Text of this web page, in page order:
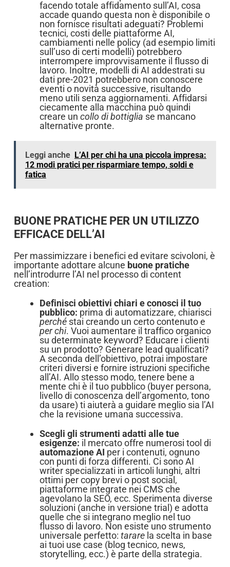
facendo totale affidamento sull’AI, cosa
accade quando questa non è disponibile o
non fornisce risultati adeguati? Problemi
tecnici, costi delle piattaforme AI,
cambiamenti nelle policy (ad esempio limiti
sull’uso di certi modelli) potrebbero
interrompere improvvisamente il flusso di
lavoro. Inoltre, modelli di AI addestrati su
dati pre-2021 potrebbero non conoscere
eventi o novità successive, risultando
meno utili senza aggiornamenti. Affidarsi
ciecamente alla macchina può quindi
creare un collo di bottiglia se mancano
alternative pronte.
Leggi anche L’AI per chi ha una piccola impresa:
12 modi pratici per risparmiare tempo, soldi e
fatica
BUONE PRATICHE PER UN UTILIZZO
EFFICACE DELL’AI
Per massimizzare i benefici ed evitare scivoloni, è
importante adottare alcune buone pratiche
nell’introdurre l’AI nel processo di content
creation:
Definisci obiettivi chiari e conosci il tuo
pubblico: prima di automatizzare, chiarisci
perchéstai creando un certo contenuto e
per chi. Vuoi aumentare il traffico organico
su determinate keyword? Educare i clienti
su un prodotto? Generare lead qualificati?
A seconda dell’obiettivo, potrai impostare
criteri diversi e fornire istruzioni specifiche
all’AI. Allo stesso modo, tenere bene a
mente chi è il tuo pubblico (buyer persona,
livello di conoscenza dell’argomento, tono
da usare) ti aiuterà a guidare meglio sia l’AI
che la revisione umana successiva.
Scegli gli strumenti adatti alle tue
esigenze: il mercato offre numerosi tool di
automazione AI per i contenuti, ognuno
con punti di forza differenti. Ci sono AI
writer specializzati in articoli lunghi, altri
ottimi per copy brevi o post social,
piattaforme integrate nei CMS che
agevolano la SEO, ecc. Sperimenta diverse
soluzioni (anche in versione trial) e adotta
quelle che si integrano meglio nel tuo
flusso di lavoro. Non esiste uno strumento
universale perfetto: tararela scelta in base
ai tuoi use case (blog tecnico, news,
storytelling, ecc.) è parte della strategia.